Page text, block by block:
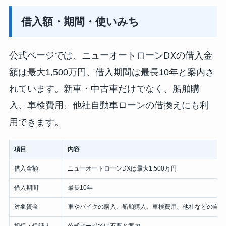
借入額・期間・使いみち
公式ページでは、ニューオートローンDXの借入金
額は最大1,500万円、借入期間は最長10年と案内さ
れています。新車・中古車だけでなく、船舶購
入、車検費用、他社自動車ローンの借換えにも利
用できます。
項目 内容
借入金額 ニューオートローンDXは最大1,500万円
借入期間 最長10年
対象資金 車やバイクの購入、船舶購入、車検費用、他社などの自